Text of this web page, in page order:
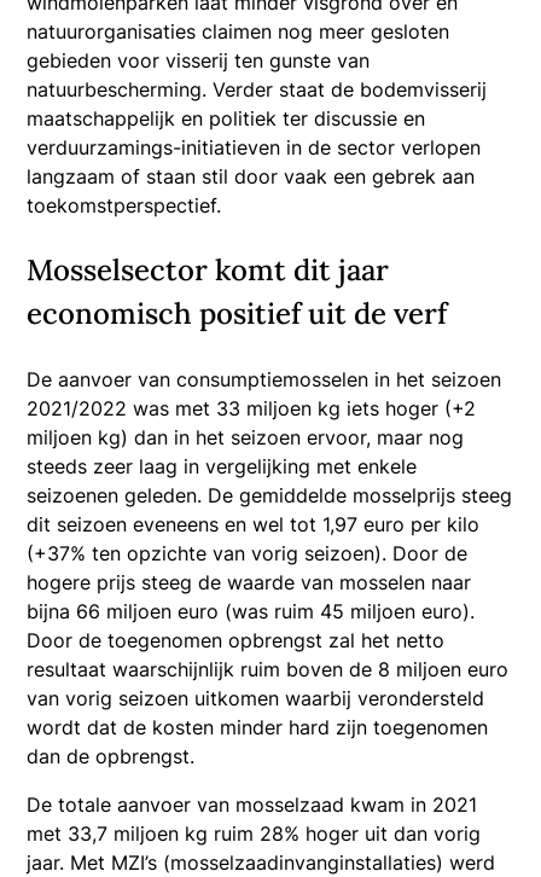
natuurorganisaties claimen nog meer gesloten
gebieden voor visserij ten gunste van
natuurbescherming. Verder staat de bodemvisserij
maatschappelijk en politiek ter discussie en
verduurzamings-initiatieven in de sector verlopen
langzaam of staan stil door vaak een gebrek aan
toekomstperspectief.
Mosselsector komt dit jaar
economisch positief uit de verf
De aanvoer van consumptiemosselen in het seizoen
2021/2022 was met 33 miljoen kg iets hoger (+2
miljoen kg) dan in het seizoen ervoor, maar nog
steeds zeer laag in vergelijking met enkele
seizoenen geleden. De gemiddelde mosselprijs steeg
dit seizoen eveneens en wel tot 1,97 euro per kilo
(+37% ten opzichte van vorig seizoen). Door de
hogere prijs steeg de waarde van mosselen naar
bijna 66 miljoen euro (was ruim 45 miljoen euro).
Door de toegenomen opbrengst zal het netto
resultaat waarschijnlijk ruim boven de 8 miljoen euro
van vorig seizoen uitkomen waarbij verondersteld
wordt dat de kosten minder hard zijn toegenomen
dan de opbrengst.
De totale aanvoer van mosselzaad kwam in 2021
met 33,7 miljoen kg ruim 28% hoger uit dan vorig
jaar. Met MZI’s (mosselzaadinvanginstallaties) werd